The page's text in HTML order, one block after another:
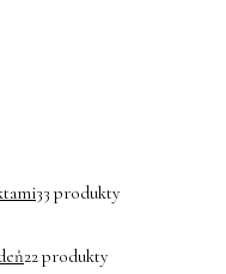
33 produkty
22 produkty